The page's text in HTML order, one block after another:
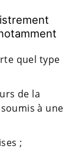
quel type
de la
à une
;